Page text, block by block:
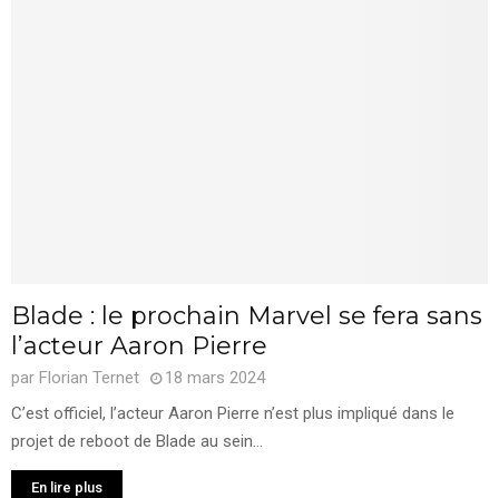
Blade : le prochain Marvel se fera sans
l’acteur Aaron Pierre
par Florian Ternet
18 mars 2024
C’est officiel, l’acteur Aaron Pierre n’est plus impliqué dans le
projet de reboot de Blade au sein...
En lire plus